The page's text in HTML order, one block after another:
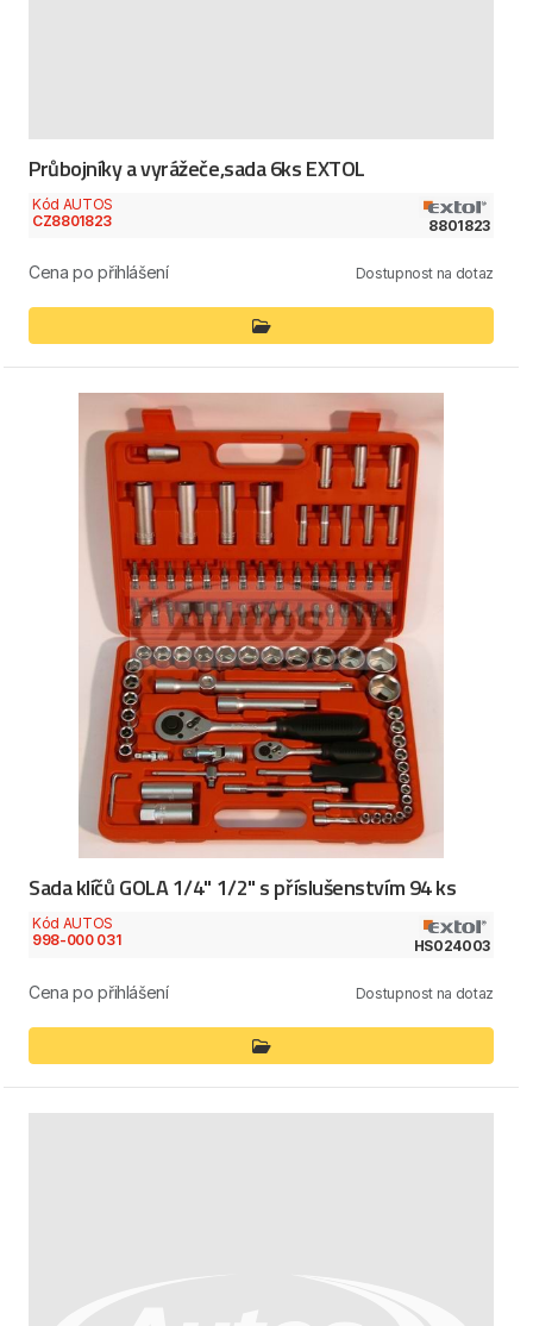
Průbojníky a vyrážeče,sada 6ks EXTOL
Kód AUTOS
CZ8801823
8801823
Cena po přihlášení Dostupnost na dotaz
Sada klíčů GOLA 1/4" 1/2" s příslušenstvím 94 ks
Kód AUTOS
998-000 031
HS024003
Cena po přihlášení Dostupnost na dotaz